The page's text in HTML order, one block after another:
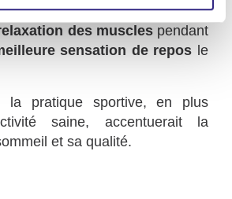
sportifs car elle offre
des musclespendant
sensation de repos le
la pratique sportive, en plus
saine, accentuerait la
et sa qualité.